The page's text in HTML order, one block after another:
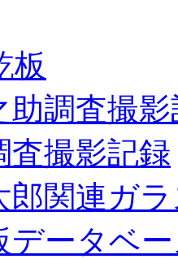
板
助調査撮
査撮影記録
郎関連ガ
データベ